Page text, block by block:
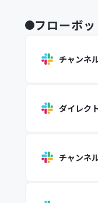
フローボ
チャンネ
ダイレク
チャンネ